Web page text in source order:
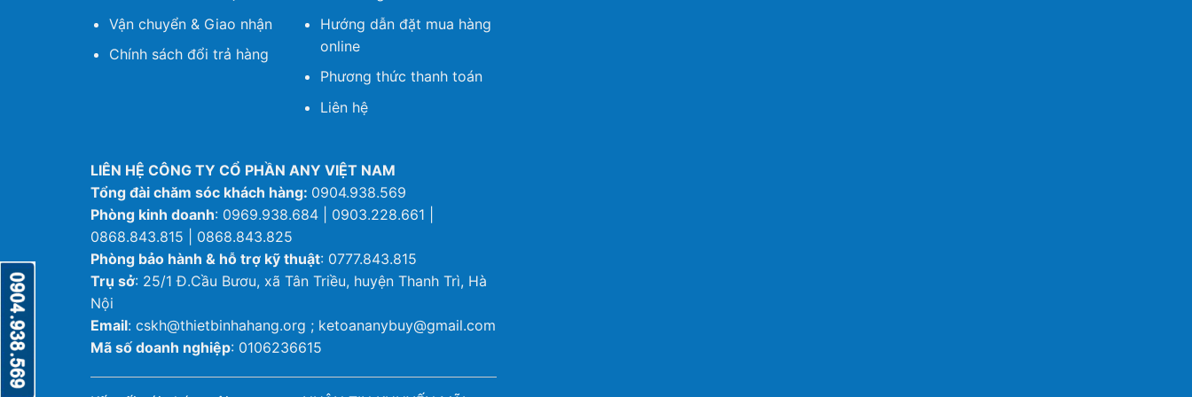
Vận chuyển & Giao nhận
Chính sách đổi trả hàng
Hướng dẫn đặt mua hàng
online
Phương thức thanh toán
Liên hệ
LIÊN HỆ CÔNG TY CỔ PHẦN ANY VIỆT NAM
Tổng đài chăm sóc khách hàng: 0904.938.569
Phòng kinh doanh: 0969.938.684 | 0903.228.661 |
0868.843.815 | 0868.843.825
Phòng bảo hành & hỗ trợ kỹ thuật: 0777.843.815
Trụ sở: 25/1 Đ.Cầu Bươu, xã Tân Triều, huyện Thanh Trì, Hà
Nội
Email: cskh@thietbinhahang.org ; ketoananybuy@gmail.com
Mã số doanh nghiệp: 0106236615